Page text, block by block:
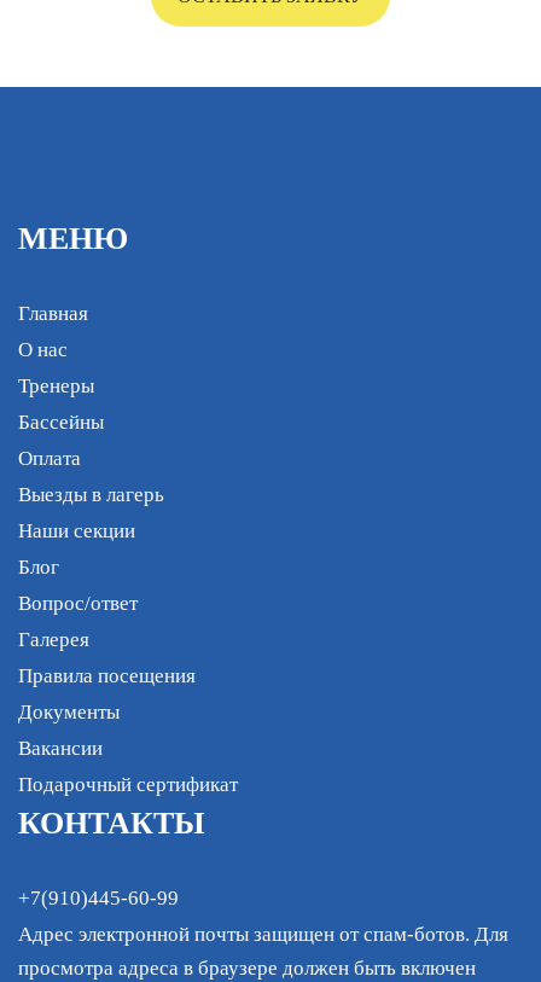
МЕНЮ
Главная
О нас
Тренеры
Бассейны
Оплата
Выезды в лагерь
Наши секции
Блог
Вопрос/ответ
Галерея
Правила посещения
Документы
Вакансии
Подарочный сертификат
КОНТАКТЫ
+7(910)445-60-99
Адрес электронной почты защищен от спам-ботов. Для
просмотра адреса в браузере должен быть включен